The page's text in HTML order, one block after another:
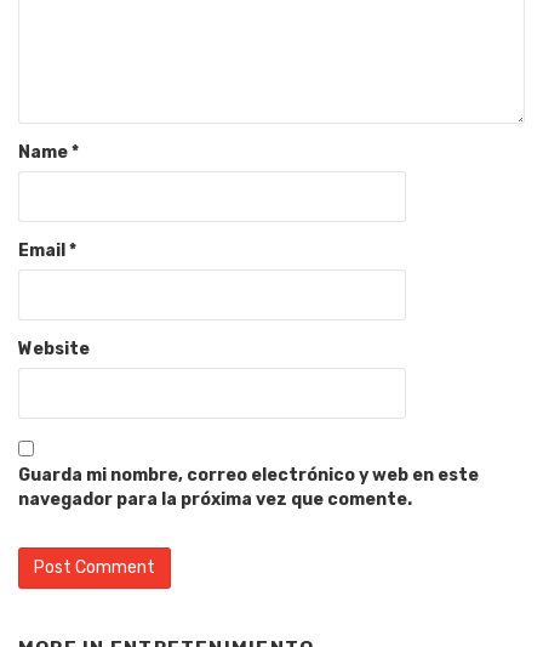
Name*
Email*
Website
Guarda mi nombre, correo electrónico y web en este
navegador para la próxima vez que comente.